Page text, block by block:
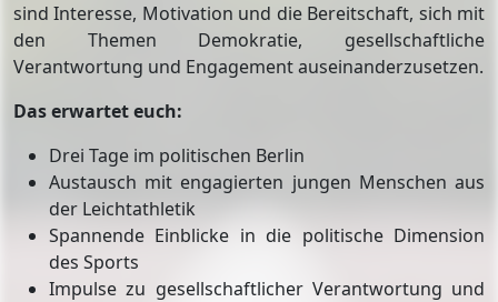
sind Interesse, Motivation und die Bereitschaft, sich mit
den Themen Demokratie, gesellschaftliche
Verantwortung und Engagement auseinanderzusetzen.
Das erwartet euch:
Drei Tage im politischen Berlin
Austausch mit engagierten jungen Menschen aus
der Leichtathletik
Spannende Einblicke in die politische Dimension
des Sports
Impulse zu gesellschaftlicher Verantwortung und